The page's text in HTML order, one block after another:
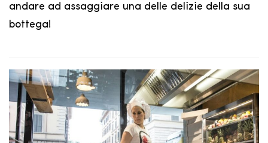
andare ad assaggiare una delle delizie della sua
bottega!